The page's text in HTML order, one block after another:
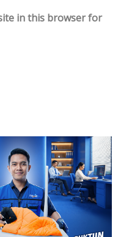
in this browser for